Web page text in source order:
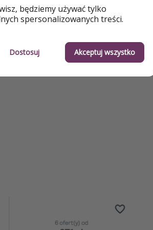
będziemy używać tylko
spersonalizowanych treści.
Dostosuj Akceptuj wszystko